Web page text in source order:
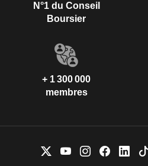
N°1 du Conseil
Boursier
+ 1 300 000
membres